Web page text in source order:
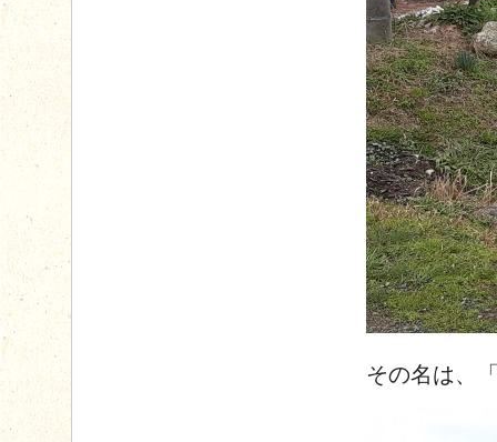
その名は、